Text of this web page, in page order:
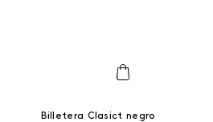
Talla Única
Billetera Clasict negro